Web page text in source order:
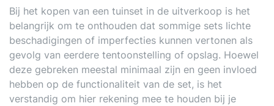
Bij het kopen van een tuinset in de uitverkoop is het
belangrijk om te onthouden dat sommige sets lichte
beschadigingen of imperfecties kunnen vertonen als
gevolg van eerdere tentoonstelling of opslag. Hoewel
deze gebreken meestal minimaal zijn en geen invloed
hebben op de functionaliteit van de set, is het
verstandig om hier rekening mee te houden bij je